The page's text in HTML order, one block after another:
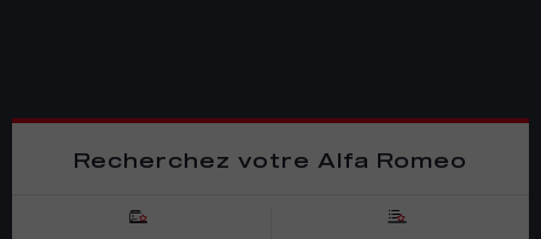
Recherchez votre Alfa Romeo